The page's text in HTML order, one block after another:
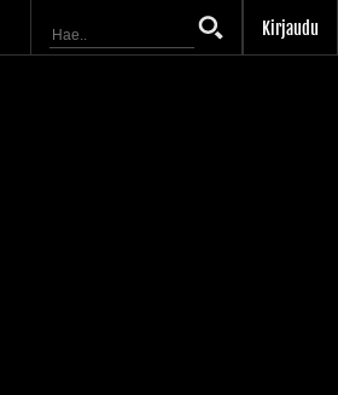
Kirjaudu